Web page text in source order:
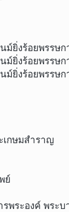
ม์ยิ่งร้อยพรรษก
ม์ยิ่งร้อยพรรษก
ม์ยิ่งร้อยพรรษก
เกษมสำราญ
ย์
พระองค์ พระ